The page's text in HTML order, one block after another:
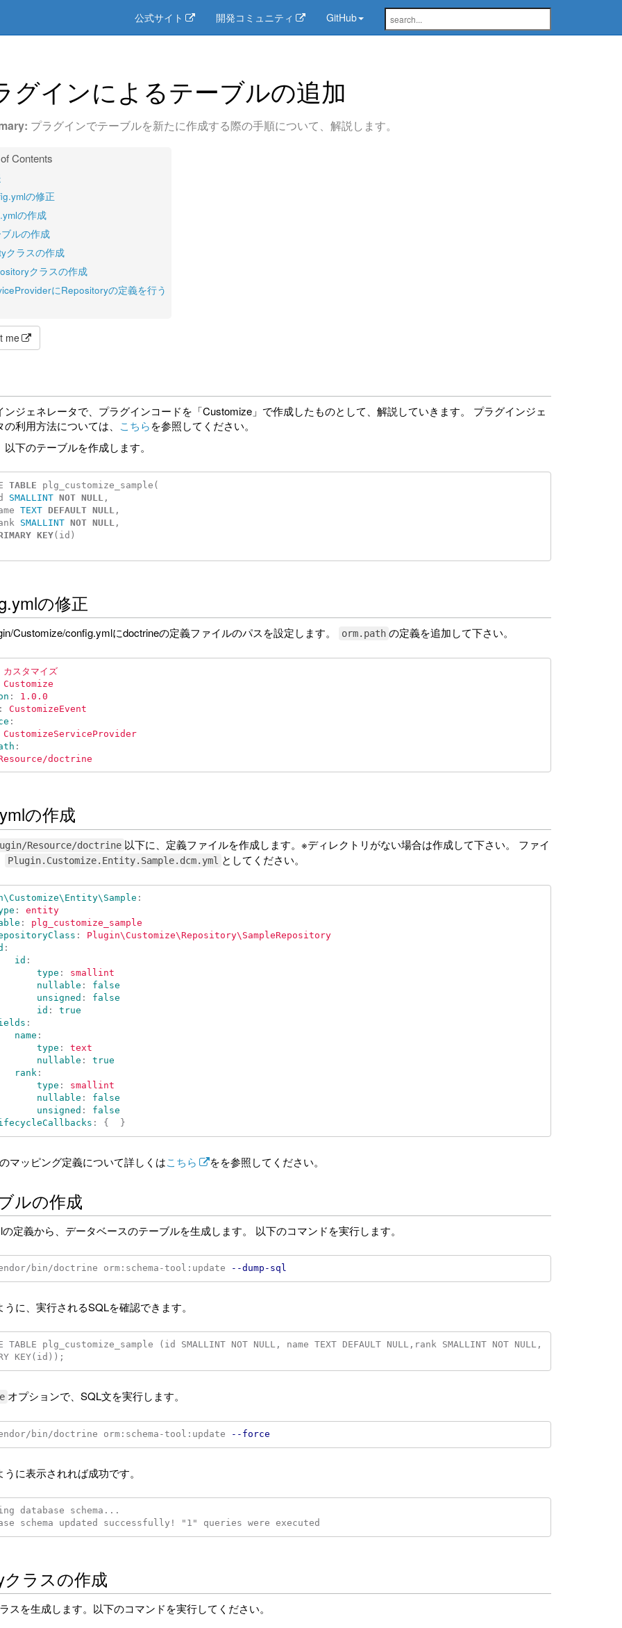
公式サイト 開発コミュニティ GitHub
グインによるテーブルの追加
プラグインでテーブルを新たに作成する際の手順について、解説します。
の修正
の作成
ルの作成
クラスの作成
クラスの作成
にRepositoryの定義を行う
me
ンジェネレータで、プラグインコードを「Customize」で作成したものとして、解説していきます。 プラグインジェ
の利用方法については、
こちらを参照してください。
下のテーブルを作成します。
TABLE plg_customize_sample (
SMALLINT NOT NULL ,
TEXT DEFAULT NULL ,
SMALLINT NOT NULL ,
KEY( id )
の修正
Customize/config.ymlにdoctrineの定義ファイルのパスを設定します。 orm.path の定義を追加して下さい。
カスタマイズ
Customize
:
1.0.0
:
CustomizeEvent
:
CustomizeServiceProvider
:
doctrine
の作成
Resource/doctrine 以下に、定義ファイルを作成します。※ディレクトリがない場合は作成して下さい。 ファイ
Plugin.Customize.Entity.Sample.dcm.yml としてください。
:
:
entity
:
plg_customize_sample
:
Plugin\Customize\Repository\SampleRepository
:
id :
type :
smallint
nullable :
false
unsigned :
false
id :
true
:
name :
type :
text
nullable :
true
rank :
type :
smallint
nullable :
false
unsigned :
false
: { }
マッピング定義について詳しくはこちら をを参照してください。
ルの作成
定義から、データベースのテーブルを生成します。 以下のコマンドを実行します。
bin/doctrine orm:schema-tool:update --dump-sql
うに、実行されるSQLを確認できます。
TABLE plg_customize_sample (id SMALLINT NOT NULL, name TEXT DEFAULT NULL,rank SMALLINT NOT NULL,
オプションで、SQL文を実行します。
bin/doctrine orm:schema-tool:update --force
うに表示されれば成功です。
database schema...
クラスの作成
スを生成します。以下のコマンドを実行してください。